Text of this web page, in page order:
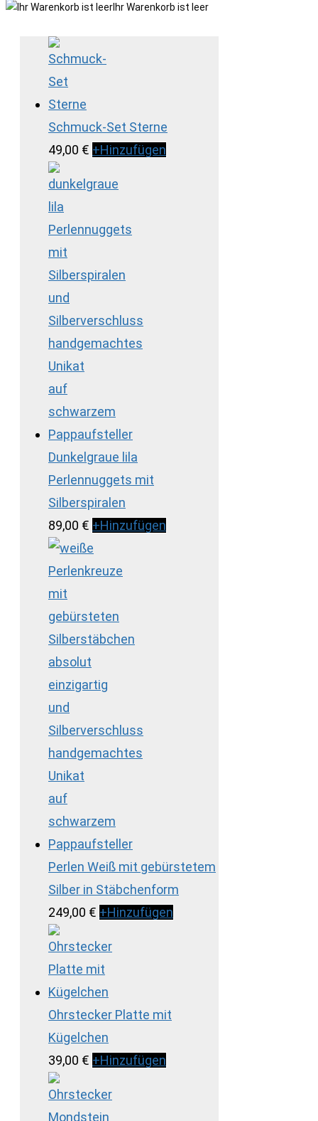
Ihr Warenkorb ist leer
Schmuck-Set Sterne
49,00 € +Hinzufügen
Dunkelgraue lila
Perlennuggets mit
Silberspiralen
89,00 € +Hinzufügen
Perlen Weiß mit gebürstetem
Silber in Stäbchenform
249,00 € +Hinzufügen
Ohrstecker Platte mit
Kügelchen
39,00 € +Hinzufügen